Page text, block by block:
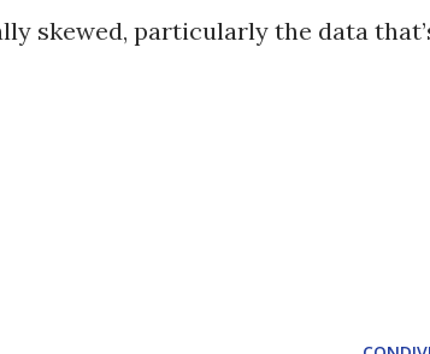
skewed, particularly the data